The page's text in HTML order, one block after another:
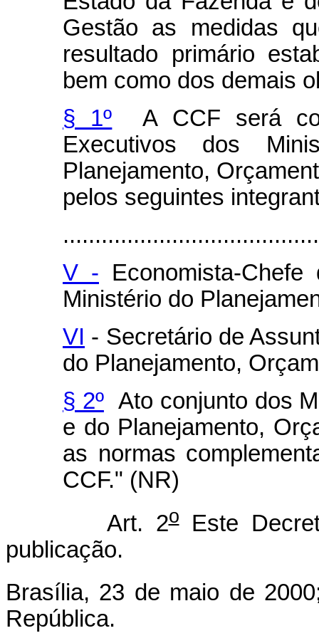
Gestão as medidas
resultado primário
bem como dos demais
§ 1º A CCF será co-
Executivos dos
Planejamento,
pelos seguintes
V - Economista-
Ministério do
VI - Secretário de
do Planejamento,
§ 2ºAto conjunto dos
e do Planejamento,
as normas
CCF." (NR)
Art. 2oEste
publicação.
Brasília, 23 de maio de
República.